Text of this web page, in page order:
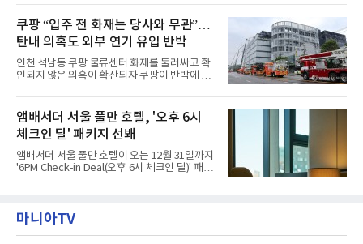
라 극장을 모티브로 한 데코레이션으로 구성됐
다. 무대 공간 및 티켓 박스
필먼트서비스(CFS)가 지난 28일부터 화재 피해
주민을 대상으로 전문 출장 청소서비스 지원에
나섬으로써 본격적인 지역사회 복구 작업이 시
작된 것이다.대피소 주민 중심 청소 접수, 첫날
부터 2가구 지원 완료CFS는 신현초등학교, 신
현북초등학교, 신현여자중학교 등 인천 서해구
관내 임시 대피소 3곳에서 체류해온 화재 피해
민들의 호응 속에 CFS는 즉시 행동에 나섰다. 지
난 28일 오후 전문 청소업체와
쿠팡 “입주 전 화재는 당사와 무관”…
탄내 의혹도 외부 연기 유입 반박
인천 석남동 쿠팡 물류센터 화재를 둘러싸고 확
인되지 않은 의혹이 확산되자 쿠팡이 반박에 나
에 대해서는 외부 화재 연기 유입이라고 설명했
고, 2023년 같은 물류센터에서 발생한 화재에
대해서도 쿠팡 입주 전 공사 과정에서 벌어진 일
이라며 선을 그었다.쿠팡은 21일 인천 물류센터
내부에서 불이 타는 냄새가 났다는 의혹과 관련
해 “사실무근”이라는 입장을 밝혔다.회사 측은
“인근에서 지난 15일 다른 회사에서 발생한 대
것으로 확인됐다”고 설명했다.이어 “정확한 화
재 원인은 추후 조사될
앰배서더 서울 풀만 호텔, '오후 6시
체크인 딜' 패키지 선봬
앰배서더 서울 풀만 호텔이 오는 12월 31일까지
'6PM Check-in Deal(오후 6시 체크인 딜)' 패키
텔 측은 “퇴근 후 또는 주말 도심 속에서 짧지만
온전한 휴식을 원하는 고객들에게 특별한 경험
마니아TV